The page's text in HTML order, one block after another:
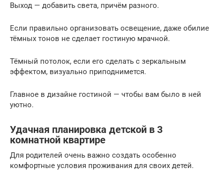
Выход — добавить света, причём разного.
Если правильно организовать освещение, даже обилие
тёмных тонов не сделает гостиную мрачной.
Тёмный потолок, если его сделать с зеркальным
эффектом, визуально приподнимется.
Главное в дизайне гостиной — чтобы вам было в ней
уютно.
Удачная планировка детской в 3
комнатной квартире
Для родителей очень важно создать особенно
комфортные условия проживания для своих детей.